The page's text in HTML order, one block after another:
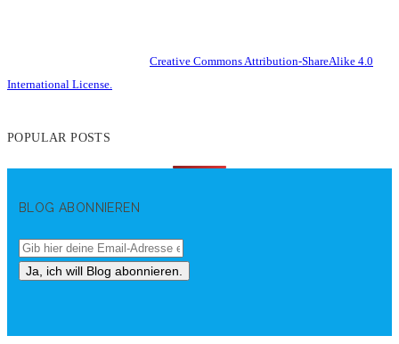
Creative Commons Attribution-ShareAlike 4.0
International License.
POPULAR POSTS
BLOG ABONNIEREN